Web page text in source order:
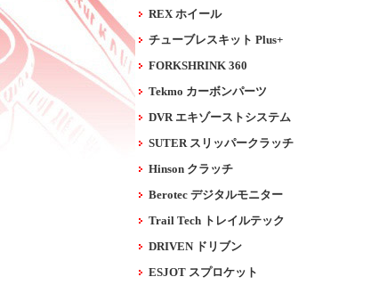
REX ホイール
チューブレスキット Plus+
FORKSHRINK 360
Tekmo カーボンパーツ
DVR エキゾーストシステム
SUTER スリッパークラッチ
Hinson クラッチ
Berotec デジタルモニター
Trail Tech トレイルテック
DRIVEN ドリブン
ESJOT スプロケット